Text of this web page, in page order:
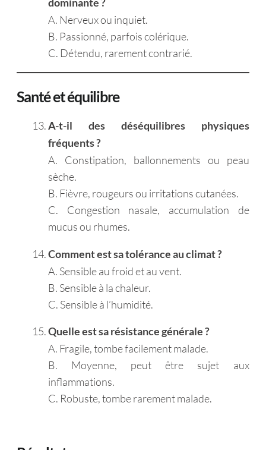
dominante ?
A. Nerveux ou inquiet.
B. Passionné, parfois colérique.
C. Détendu, rarement contrarié.
Santé et équilibre
A-t-il des déséquilibres physiques
fréquents ?
A. Constipation, ballonnements ou peau
sèche.
B. Fièvre, rougeurs ou irritations cutanées.
C. Congestion nasale, accumulation de
mucus ou rhumes.
Comment est sa tolérance au climat ?
A. Sensible au froid et au vent.
B. Sensible à la chaleur.
C. Sensible à l’humidité.
Quelle est sa résistance générale ?
A. Fragile, tombe facilement malade.
B. Moyenne, peut être sujet aux
inflammations.
C. Robuste, tombe rarement malade.